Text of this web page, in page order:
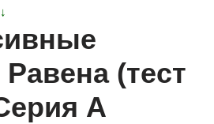
(тест
A